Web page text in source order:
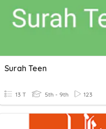
Surah Teen
13 T 5th - 9th 123